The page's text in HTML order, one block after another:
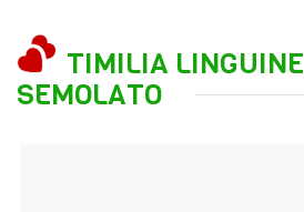
TIMILIA LINGUINE
SEMOLATO